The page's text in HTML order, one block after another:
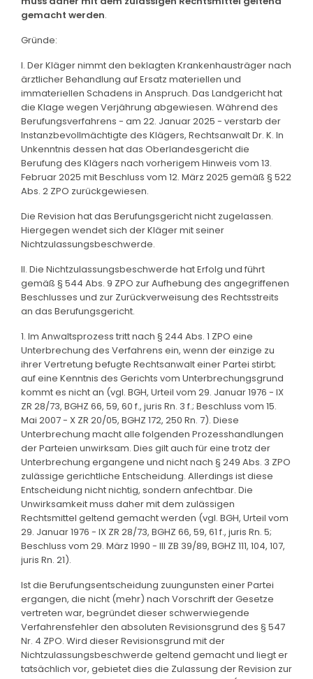
gemacht werden.
Gründe:
I. Der Kläger nimmt den beklagten Krankenhausträger nach
ärztlicher Behandlung auf Ersatz materiellen und
immateriellen Schadens in Anspruch. Das Landgericht hat
die Klage wegen Verjährung abgewiesen. Während des
Berufungsverfahrens - am 22. Januar 2025 - verstarb der
Instanzbevollmächtigte des Klägers, Rechtsanwalt Dr. K. In
Unkenntnis dessen hat das Oberlandesgericht die
Berufung des Klägers nach vorherigem Hinweis vom 13.
Februar 2025 mit Beschluss vom 12. März 2025 gemäß § 522
Abs. 2 ZPO zurückgewiesen.
Die Revision hat das Berufungsgericht nicht zugelassen.
Hiergegen wendet sich der Kläger mit seiner
Nichtzulassungsbeschwerde.
II. Die Nichtzulassungsbeschwerde hat Erfolg und führt
gemäß § 544 Abs. 9 ZPO zur Aufhebung des angegriffenen
Beschlusses und zur Zurückverweisung des Rechtsstreits
an das Berufungsgericht.
1. Im Anwaltsprozess tritt nach § 244 Abs. 1 ZPO eine
Unterbrechung des Verfahrens ein, wenn der einzige zu
ihrer Vertretung befugte Rechtsanwalt einer Partei stirbt;
auf eine Kenntnis des Gerichts vom Unterbrechungsgrund
kommt es nicht an (vgl. BGH, Urteil vom 29. Januar 1976 - IX
ZR 28/73, BGHZ 66, 59, 60 f., juris Rn. 3 f.; Beschluss vom 15.
Mai 2007 - X ZR 20/05, BGHZ 172, 250 Rn. 7). Diese
Unterbrechung macht alle folgenden Prozesshandlungen
der Parteien unwirksam. Dies gilt auch für eine trotz der
Unterbrechung ergangene und nicht nach § 249 Abs. 3 ZPO
zulässige gerichtliche Entscheidung. Allerdings ist diese
Entscheidung nicht nichtig, sondern anfechtbar. Die
Unwirksamkeit muss daher mit dem zulässigen
Rechtsmittel geltend gemacht werden (vgl. BGH, Urteil vom
29. Januar 1976 - IX ZR 28/73, BGHZ 66, 59, 61 f., juris Rn. 5;
Beschluss vom 29. März 1990 - III ZB 39/89, BGHZ 111, 104, 107,
juris Rn. 21).
Ist die Berufungsentscheidung zuungunsten einer Partei
ergangen, die nicht (mehr) nach Vorschrift der Gesetze
vertreten war, begründet dieser schwerwiegende
Verfahrensfehler den absoluten Revisionsgrund des § 547
Nr. 4 ZPO. Wird dieser Revisionsgrund mit der
Nichtzulassungsbeschwerde geltend gemacht und liegt er
tatsächlich vor, gebietet dies die Zulassung der Revision zur